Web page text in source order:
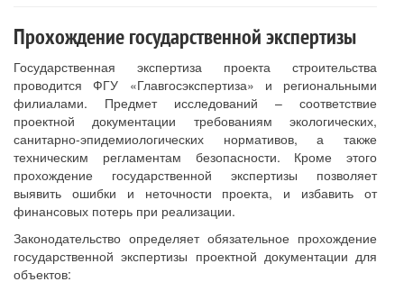
Прохождение государственной экспертизы
Государственная экспертиза проекта строительства
проводится ФГУ «Главгосэкспертиза» и региональными
филиалами. Предмет исследований – соответствие
проектной документации требованиям экологических,
санитарно-эпидемиологических нормативов, а также
техническим регламентам безопасности. Кроме этого
прохождение государственной экспертизы позволяет
выявить ошибки и неточности проекта, и избавить от
финансовых потерь при реализации.
Законодательство определяет обязательное прохождение
государственной экспертизы проектной документации для
объектов: